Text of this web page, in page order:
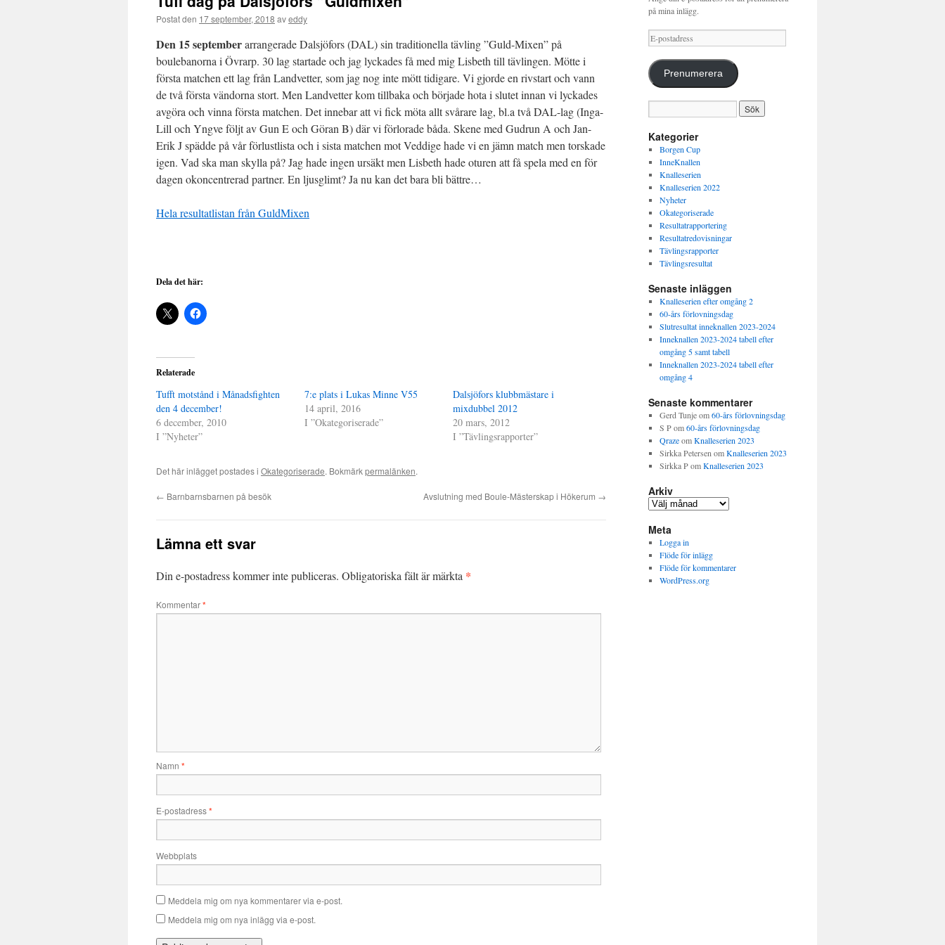
Postat den 17 september, 2018 aveddy
Den 15 septemberarrangerade Dalsjöfors (DAL) sin traditionella tävling ”Guld-Mixen” på
boulebanorna i Övrarp. 30 lag startade och jag lyckades få med mig Lisbeth till tävlingen. Mötte i
första matchen ett lag från Landvetter, som jag nog inte mött tidigare. Vi gjorde en rivstart och vann
de två första vändorna stort. Men Landvetter kom tillbaka och började hota i slutet innan vi lyckades
avgöra och vinna första matchen. Det innebar att vi fick möta allt svårare lag, bl.a två DAL-lag (Inga-
Lill och Yngve följt av Gun E och Göran B) där vi förlorade båda. Skene med Gudrun A och Jan-
Erik J spädde på vår förlustlista och i sista matchen mot Veddige hade vi en jämn match men torskade
igen. Vad ska man skylla på? Jag hade ingen ursäkt men Lisbeth hade oturen att få spela med en för
dagen okoncentrerad partner. En ljusglimt? Ja nu kan det bara bli bättre…
Hela resultatlistan från GuldMixen
Dela det här:
Relaterade
Tufft motstånd i Månadsfighten
den 4 december!
6 december, 2010
I ”Nyheter”
7:e plats i Lukas Minne V55
14 april, 2016
I ”Okategoriserade”
Dalsjöfors klubbmästare i
mixdubbel 2012
20 mars, 2012
I ”Tävlingsrapporter”
Det här inlägget postades i Okategoriserade. Bokmärkpermalänken.
← Barnbarnsbarnen på besök Avslutning med Boule-Mästerskap i Hökerum →
Lämna ett svar
Din e-postadress kommer inte publiceras. Obligatoriska fält är märkta *
Kommentar*
Namn *
E-postadress*
Webbplats
Meddela mig om nya kommentarer via e-post.
Meddela mig om nya inlägg via e-post.
på mina inlägg.
E-
postadress
Prenumerera
Kategorier
Borgen Cup
InneKnallen
Knalleserien
Knalleserien 2022
Nyheter
Okategoriserade
Resultatrapportering
Resultatredovisningar
Tävlingsrapporter
Tävlingsresultat
Senaste inläggen
Knalleserien efter omgång 2
60-års förlovningsdag
Slutresultat inneknallen 2023-2024
Inneknallen 2023-2024 tabell efter
omgång 5 samt tabell
Inneknallen 2023-2024 tabell efter
omgång 4
Senaste kommentarer
Gerd Tunjeom60-års förlovningsdag
S Pom60-års förlovningsdag
QrazeomKnalleserien 2023
Sirkka Petersen omKnalleserien 2023
Sirkka PomKnalleserien 2023
Arkiv
Arkiv
Meta
Logga in
Flöde för inlägg
Flöde för kommentarer
WordPress.org